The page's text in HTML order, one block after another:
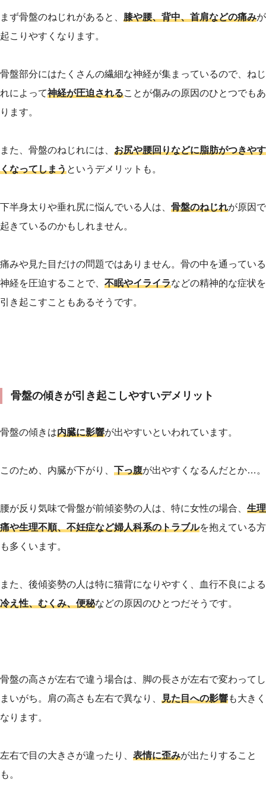
まず骨盤のねじれがあると、 膝や腰、背中、首肩などの痛みが
起こりやすくなります。
骨盤部分にはたくさんの繊細な神経が集まっているので、ねじ
れによって神経が圧迫されることが傷みの原因のひとつでもあ
ります。
また、骨盤のねじれには、 お尻や腰回りなどに脂肪がつきやす
くなってしまうというデメリットも。
下半身太りや垂れ尻に悩んでいる人は、 骨盤のねじれが原因で
起きているのかもしれません。
痛みや見た目だけの問題ではありません。骨の中を通っている
神経を圧迫することで、 不眠やイライラなどの精神的な症状を
引き起こすこともあるそうです。
骨盤の傾きが引き起こしやすいデメリット
骨盤の傾きは内臓に影響が出やすいといわれています。
このため、内臓が下がり、 下っ腹が出やすくなるんだとか…。
腰が反り気味で骨盤が前傾姿勢の人は、特に女性の場合、 生理
痛や生理不順、不妊症など婦人科系のトラブルを抱えている方
も多くいます。
また、後傾姿勢の人は特に猫背になりやすく、血行不良による
冷え性、むくみ、便秘などの原因のひとつだそうです。
骨盤の高さが左右で違う場合は、脚の長さが左右で変わってし
まいがち。肩の高さも左右で異なり、 見た目への影響も大きく
なります。
左右で目の大きさが違ったり、 表情に歪みが出たりすること
も。